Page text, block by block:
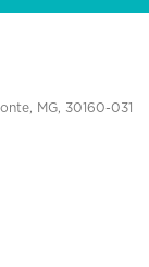
MG, 30160-031